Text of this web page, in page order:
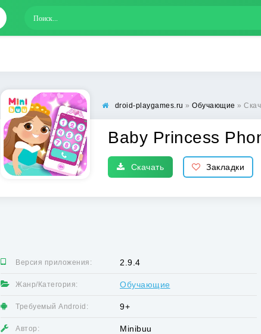
droid-playgames.ru » Обучающие »
Baby Princess
Скачать Закладки
Версия приложения: 2.9.4
Жанр/Категория: Обучающие
Требуемый Android: 9+
Автор: Minibuu